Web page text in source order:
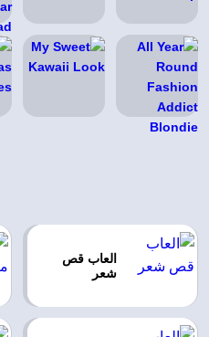
العاب قص
شعر